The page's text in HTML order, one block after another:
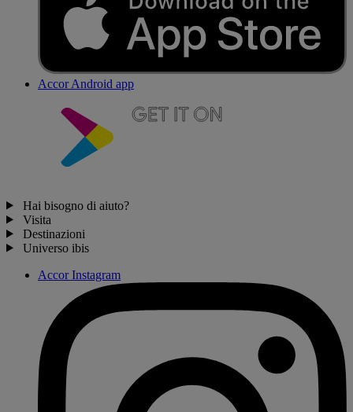
Accor Android app
Hai bisogno di aiuto?
Visita
Destinazioni
Universo ibis
Accor Instagram